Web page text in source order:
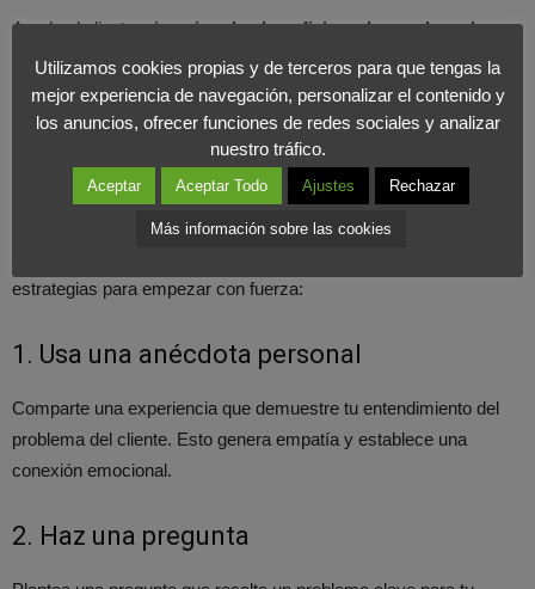
Ayuda al cliente aimaginar los beneficios a largo plazo de
usar tu producto , como mayor productividad, ahorro de tiempo
o mejora en la calidad de vida.
Cómo iniciar un pitch de ventas
La primera impresión cuenta, y en ventas, eso significa capturar
estrategias para empezar con fuerza:
1. Usa una anécdota personal
Comparte una experiencia que demuestre tu entendimiento del
problema del cliente. Esto genera empatía y establece una
conexión emocional.
2. Haz una pregunta
Utilizamos cookies propias y de terceros para que tengas la
mejor experiencia de navegación, personalizar el contenido y
los anuncios, ofrecer funciones de redes sociales y analizar
nuestro tráfico.
Aceptar Aceptar Todo Ajustes Rechazar
Más información sobre las cookies